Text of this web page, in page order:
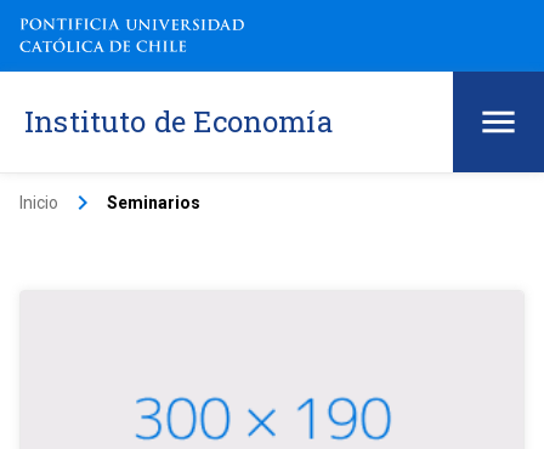
Instituto de Economía
Inicio keyboard_arrow_right Seminarios